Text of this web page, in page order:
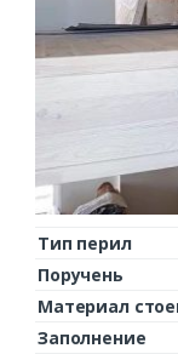
Тип перил
Поручень
Материал
Заполнение